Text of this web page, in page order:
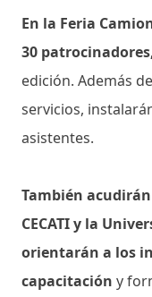
En la Feria
30
edición. Además
servicios,
asistentes.
También
CECATI y la
orientarán a los
capacitación y